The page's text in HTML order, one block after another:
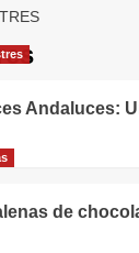
Andaluces:
de